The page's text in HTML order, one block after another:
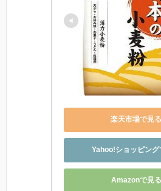
楽天市場で見る
Yahoo!ショッピング
Amazonで見る